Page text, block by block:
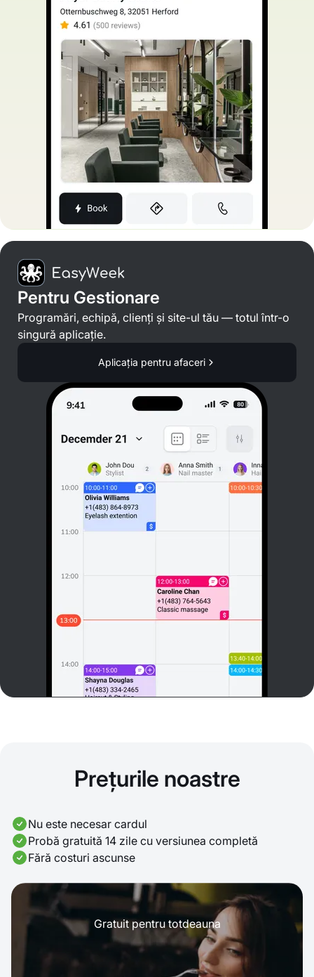
Pentru Gestionare
Programări, echipă, clienți și site-ul tău — totul într-o
singură aplicație.
Aplicația pentru afaceri
Prețurile noastre
Nu este necesar cardul
Probă gratuită 14 zile cu versiunea completă
Fără costuri ascunse
Gratuit pentru totdeauna